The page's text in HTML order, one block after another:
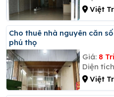
Việt
Cho thuê nhà nguyên căn số 253 đường nguyệt cư việt trì
phú thọ
Giá: 8
Diện
Việt